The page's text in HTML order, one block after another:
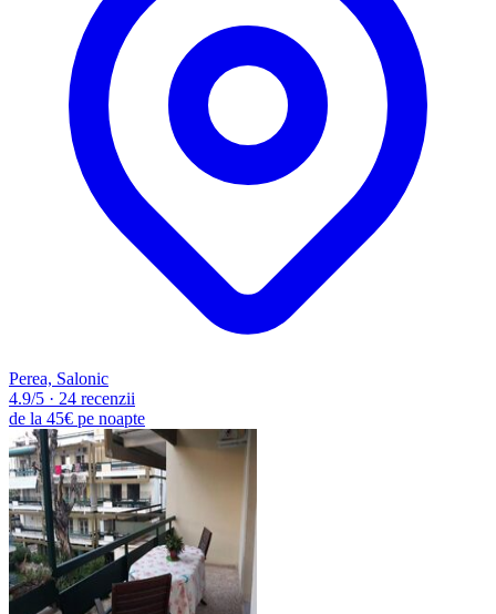
Perea, Salonic
4.9/5 · 24 recenzii
de la 45€ pe noapte